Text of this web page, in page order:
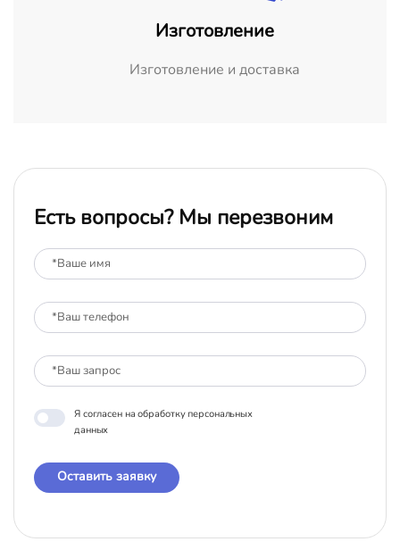
Изготовление
Изготовление и доставка
Есть вопросы? Мы перезвоним
Я согласен на обработку персональных
данных
Оставить заявку